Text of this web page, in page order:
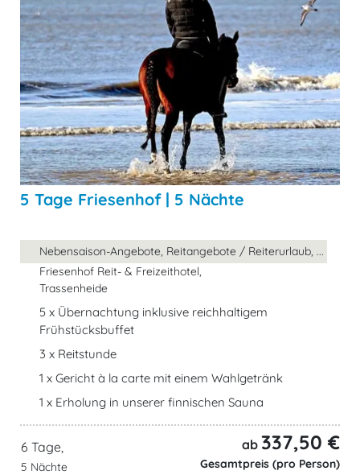
5 Tage Friesenhof | 5 Nächte
Nebensaison-Angebote, Reitangebote / Reiterurlaub, ...
Friesenhof Reit- & Freizeithotel,
Trassenheide
5 x Übernachtung inklusive reichhaltigem
Frühstücksbuffet
3 x Reitstunde
1 x Gericht à la carte mit einem Wahlgetränk
1 x Erholung in unserer finnischen Sauna
6 Tage,
5 Nächte
ab 337,50 €
Gesamtpreis (pro Person)